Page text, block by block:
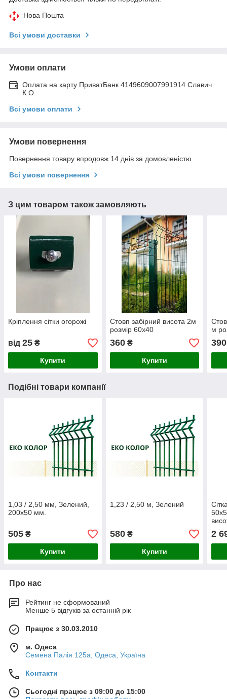
Нова Пошта
Всі умови доставки
Умови оплати
Оплата на карту ПриватБанк 4149609007991914 Славич
К.О.
Всі умови оплати
Умови повернення
Повернення товару впродовж 14 днів за домовленістю
Всі умови повернення
З цим товаром також замовляють
Кріплення сітки огорожі
від 25 ₴
Купити
Стовп забірний висота 2м
розмір 60х40
360₴
Купити
м
390
Подібні товари компанії
1,03 / 2,50 мм, Зелений,
200х50 мм.
505 ₴
Купити
1,23 / 2,50 м, Зелений
580₴
Купити
2
Про нас
Рейтинг не сформований
Менше 5 відгуків за останній рік
Працює з 30.03.2010
м. Одеса
Семена Палія 125а, Одеса, Україна
Контакти
Сьогодні працює з 09:00 до 15:00